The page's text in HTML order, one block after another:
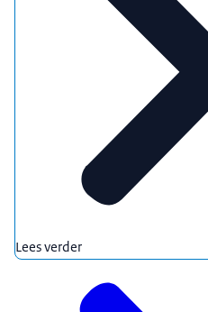
Lees verder